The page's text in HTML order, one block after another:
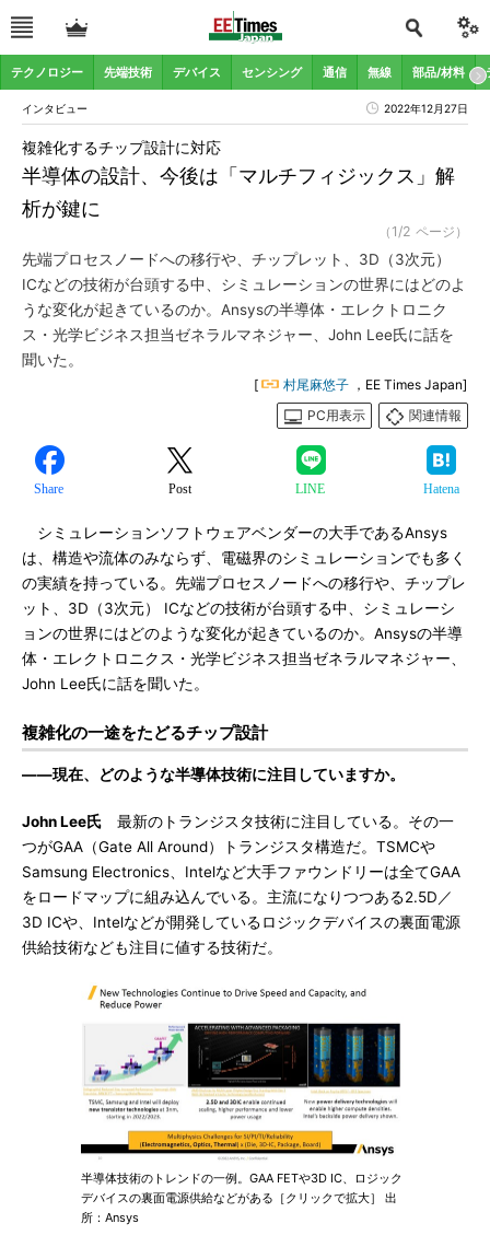
テクノロジー 先端技術 デバイス センシング 通信 無線 部品/材料
インタビュー 2022年12月27日
半導体の設計、今後は「マルチフィジックス」解
析が鍵に
複雑化するチップ設計に対応
（1/2 ページ）
先端プロセスノードへの移行や、チップレット、3D（3次元）
ICなどの技術が台頭する中、シミュレーションの世界にはどのよ
うな変化が起きているのか。Ansysの半導体・エレクトロニク
ス・光学ビジネス担当ゼネラルマネジャー、John Lee氏に話を
聞いた。
[ 村尾麻悠子 ，EE Times Japan]
PC用表示
関連情報
Share Post LINE Hatena
シミュレーションソフトウェアベンダーの大手であるAnsys
は、構造や流体のみならず、電磁界のシミュレーションでも多く
の実績を持っている。先端プロセスノードへの移行や、チップレ
ット、3D（3次元） ICなどの技術が台頭する中、シミュレーシ
ョンの世界にはどのような変化が起きているのか。Ansysの半導
体・エレクトロニクス・光学ビジネス担当ゼネラルマネジャー、
John Lee氏に話を聞いた。
複雑化の一途をたどるチップ設計
――現在、どのような半導体技術に注目していますか。
John Lee氏 最新のトランジスタ技術に注目している。その一
つがGAA（Gate All Around）トランジスタ構造だ。TSMCや
Samsung Electronics、Intelなど大手ファウンドリーは全てGAA
をロードマップに組み込んでいる。主流になりつつある2.5D／
3D ICや、Intelなどが開発しているロジックデバイスの裏面電源
供給技術なども注目に値する技術だ。
半導体技術のトレンドの一例。GAA FETや3D IC、ロジック
デバイスの裏面電源供給などがある［クリックで拡大］ 出
所：Ansys